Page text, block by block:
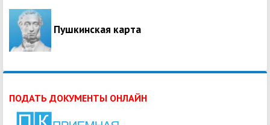
Пушкинская карта
ПОДАТЬ ДОКУМЕНТЫ ОНЛАЙН